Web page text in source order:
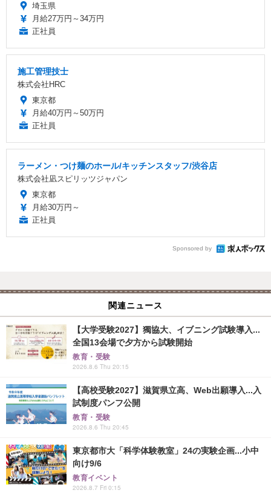
埼玉県
月給27万円～34万円
正社員
施工管理技士
株式会社HRC
東京都
月給40万円～50万円
正社員
ラーメン・つけ麺のホール/キッチンスタッフ/渋谷店
株式会社凪スピリッツジャパン
東京都
月給30万円～
正社員
Sponsored by
関連ニュース
【大学受験2027】獨協大、イブニング試験導入...
全国13会場で夕方から試験開始
教育・受験
2026.8.6 Thu 20:15
【高校受験2027】滋賀県立高、Web出願導入...入
試制度パンフ公開
教育・受験
2026.8.6 Thu 20:45
東京都市大「科学体験教室」24の実験企画...小中
向け9/6
教育イベント
2026.8.7 Fri 0:15